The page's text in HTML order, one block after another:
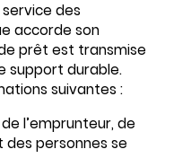
des
accorde son
prêt est transmise
support durable.
suivantes :
l’emprunteur, de
des personnes se